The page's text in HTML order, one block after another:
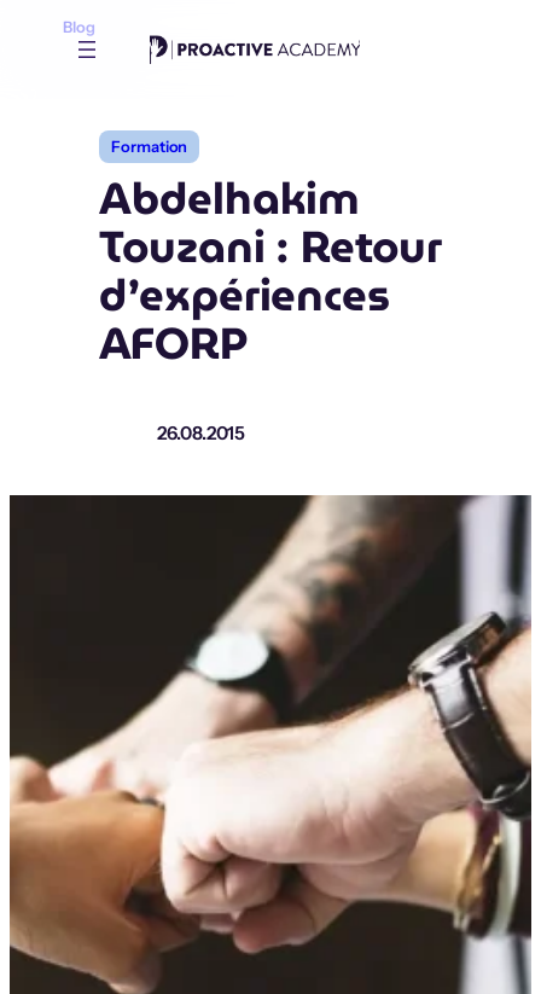
Blog
Formation
Abdelhakim
Touzani : Retour
d’expériences
AFORP
26.08.2015